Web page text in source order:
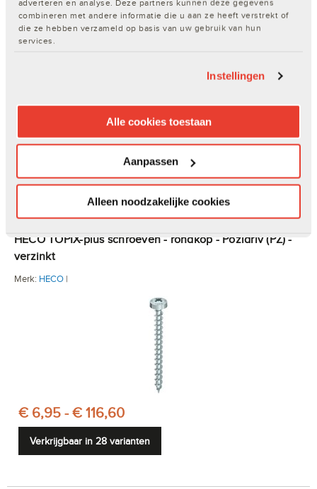
combineren met andere informatie die u aan ze heeft verstrekt of
die ze hebben verzameld op basis van uw gebruik van hun
services.
Instellingen
Alle cookies toestaan
Aanpassen
Alleen noodzakelijke cookies
HECO HD Torx schroefbitsen
€ 30,98
Verkrijgbaar in 6 varianten
HECO TOPIX-plus schroeven - rondkop - Pozidriv (PZ) -
verzinkt
Merk: HECO |
€ 6,95 - € 116,60
Verkrijgbaar in 28 varianten